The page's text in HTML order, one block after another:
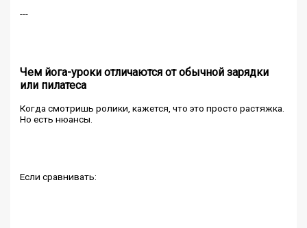
---
Чем йога-уроки отличаются от обычной зарядки
или пилатеса
Когда смотришь ролики, кажется, что это просто растяжка.
Но есть нюансы.
Если сравнивать: